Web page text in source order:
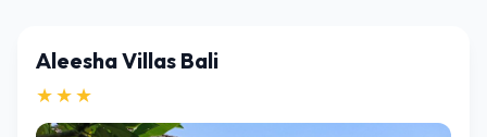
Aleesha Villas Bali
★★★